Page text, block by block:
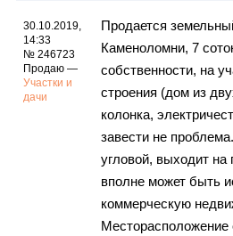
Инфо
Гороскоп
Карты
30.10.2019,
14:33
№ 246723
Продаю —
Участки и
дачи
Продается
Каменоломни, 7
собственности, на
строения (дом из
колонка,
завести не
угловой, выходит на
вполне может быть
коммерческую
Месторасположение